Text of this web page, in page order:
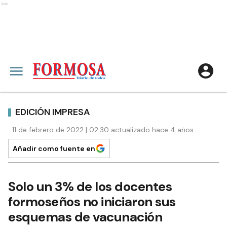
Ads
EDICIÓN IMPRESA
11 de febrero de 2022 | 02:30 actualizado hace 4 años
Añadir como fuente en
Solo un 3% de los docentes
formoseños no iniciaron sus
esquemas de vacunación